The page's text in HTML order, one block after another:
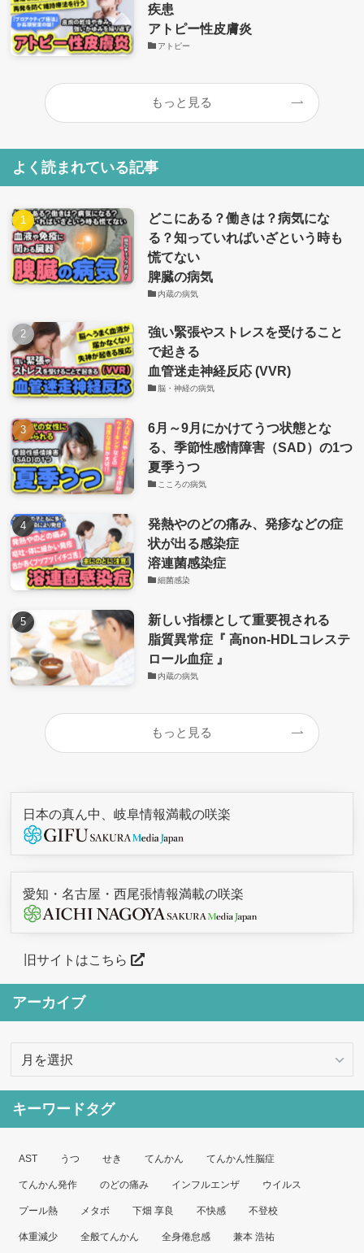
疾患
アトピー性皮膚炎
アトピー
もっと見る
よく読まれている記事
どこにある？働きは？病気にな
る？知っていればいざという時も
慌てない
脾臓の病気
内蔵の病気
強い緊張やストレスを受けること
で起きる
血管迷走神経反応 (VVR)
脳・神経の病気
6月～9月にかけてうつ状態とな
る、季節性感情障害（SAD）の1つ
夏季うつ
こころの病気
発熱やのどの痛み、発疹などの症
状が出る感染症
溶連菌感染症
細菌感染
新しい指標として重要視される
脂質異常症『 高non-HDLコレステ
ロール血症 』
内蔵の病気
もっと見る
日本の真ん中、岐阜情報満載の咲楽
愛知・名古屋・西尾張情報満載の咲楽
旧サイトはこちら
アーカイブ
カ
イ
キーワードタグ
AST うつ せき てんかん てんかん性脳症
てんかん発作 のどの痛み インフルエンザ ウイルス
プール熱 メタボ 下畑 享良 不快感 不登校
体重減少 全般てんかん 全身倦怠感 兼本 浩祐